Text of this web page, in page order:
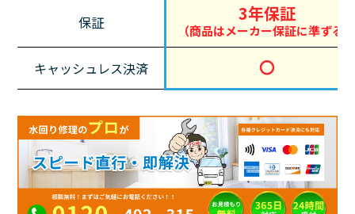
保証 3年保証
（商品はメーカー保証に準ずる
キャッシュレス決済 〇